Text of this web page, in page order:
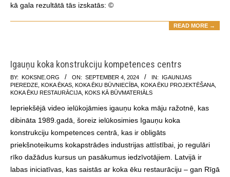
kā gala rezultātā tās izskatās: ©
READ MORE →
Igauņu koka konstrukciju kompetences centrs
2024-
09-
BY: KOKSNE.ORG ON: SEPTEMBER 4, 2024 IN:
IGAUNIJAS
PIEREDZE KOKA ĒKAS KOKA ĒKU BŪVNIECĪBA KOKA ĒKU PROJEKTĒŠANA
KOKA ĒKU RESTAURĀCIJA KOKS KĀ BŪVMATERIĀLS
Iepriekšējā video ielūkojāmies igauņu koka māju ražotnē, kas
dibināta 1989.gadā, šoreiz ielūkosimies Igauņu koka
konstrukciju kompetences centrā, kas ir obligāts
priekšnoteikums kokapstrādes industrijas attīstībai, jo regulāri
rīko dažādus kursus un pasākumus iedzīvotājiem. Latvijā ir
labas iniciatīvas, kas saistās ar koka ēku restaurāciju – gan Rīgā